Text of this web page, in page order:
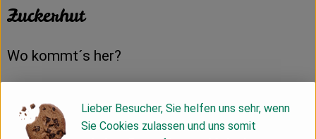
Zuckerhut
Wo kommt´s her?
(Cichorium intybus var. foliosum) genannt. Er ist – wie der
rötliche Radicchio – eine Variante des Chicorées und stammt
Lieber Besucher, Sie helfen uns sehr, wenn
Sie Cookies zulassen und uns somit